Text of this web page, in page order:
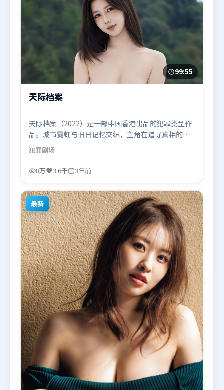
99:55
天际档案
天际档案（2022）是一部中国香港出品的犯罪类型作
品。城市霓虹与旧日记忆交织，主角在追寻真相的路
上不断付出代价。群像刻画各有弧光，配角亦承担叙
事推进功能。由杜琪峰执导，苍井优、雷佳音、沈
腾，河正宇、赵丽颖等联袂出演。影片于2022年9月
罪题材的观众观看。
犯罪剧场
8万 3.6千 3年前
最新